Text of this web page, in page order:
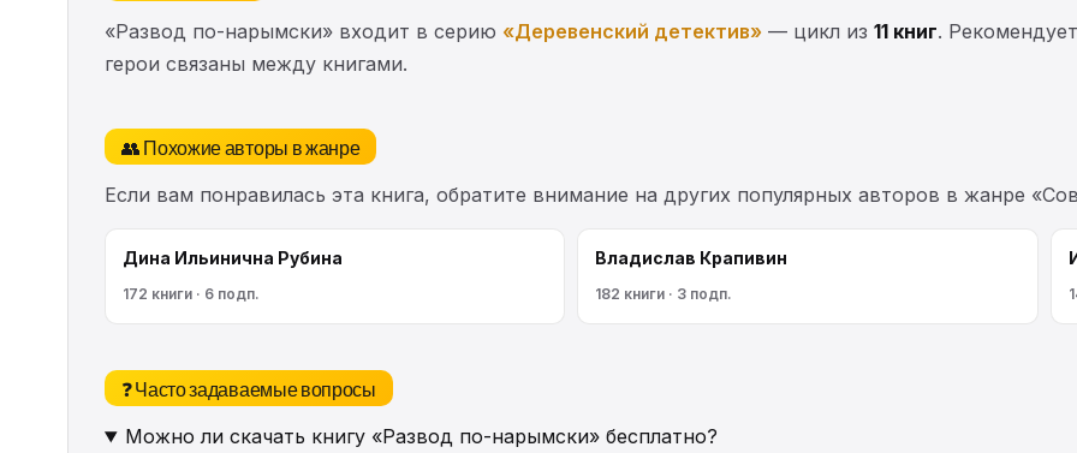
«Развод по-нарымски» входит в серию «Деревенский детектив» — цикл из 11 книг.
герои связаны между книгами.
👥 Похожие авторы в жанре
Если вам понравилась эта книга, обратите внимание на других популярных авторов в жанре
Дина Ильинична Рубина
172 книги · 6 подп.
Владислав Крапивин
182 книги · 3 подп.
❓ Часто задаваемые вопросы
Можно ли скачать книгу «Развод по-нарымски» бесплатно?